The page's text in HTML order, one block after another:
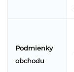
Podmienky
obchodu